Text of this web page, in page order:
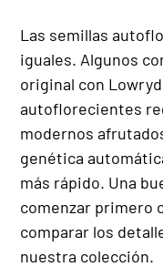
Las semillas
iguales. Algunos
original con
autoflorecientes
modernos
genética
más rápido. Una
comenzar primero
comparar los
nuestra colección.